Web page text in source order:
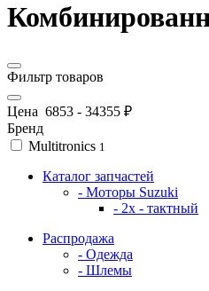
Фильтр товаров
Цена 6853 - 34355 ₽
Бренд
Multitronics 1
Каталог запчастей
- Моторы Suzuki
- 2x - тактный
Распродажа
- Одежда
- Шлемы